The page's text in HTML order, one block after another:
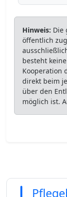
Hinweis: Die
öffentlich
besteht
Kooperation
direkt beim
über den
möglich ist.